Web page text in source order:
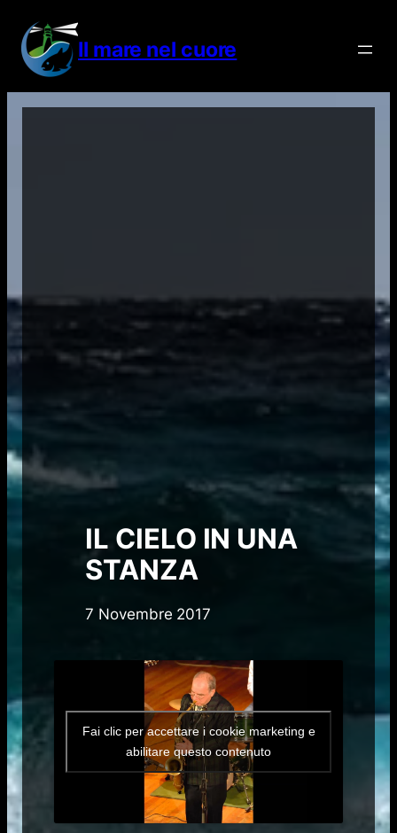
contenuto
Il mare nel cuore
IL CIELO IN UNA
STANZA
7 Novembre 2017
Fai clic per accettare i cookie marketing e
abilitare questo contenuto